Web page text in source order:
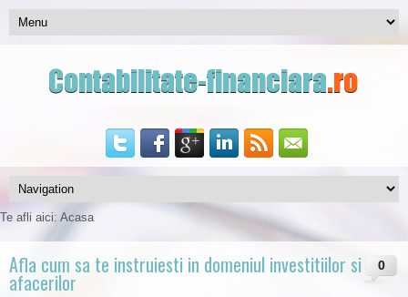
Te afli aici: Acasa
0
Afla cum sa te instruiesti in domeniul investitiilor si
afacerilor